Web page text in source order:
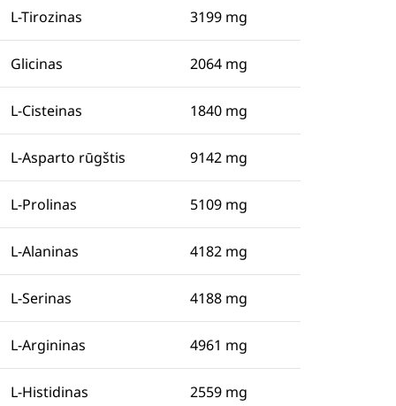
L-Tirozinas 3199 mg
Glicinas 2064 mg
L-Cisteinas 1840 mg
L-Asparto rūgštis 9142 mg
L-Prolinas 5109 mg
L-Alaninas 4182 mg
L-Serinas 4188 mg
L-Argininas 4961 mg
L-Histidinas 2559 mg